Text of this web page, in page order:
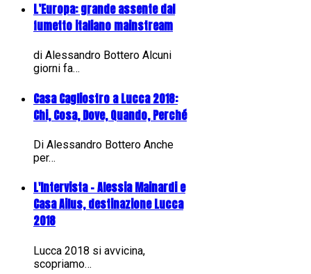
L’Europa: grande assente dal
fumetto italiano mainstream
di Alessandro Bottero Alcuni
giorni fa…
Casa Cagliostro a Lucca 2018:
Chi, Cosa, Dove, Quando, Perché
Di Alessandro Bottero Anche
per…
L'Intervista - Alessia Mainardi e
Casa Ailus, destinazione Lucca
2018
Lucca 2018 si avvicina,
scopriamo…